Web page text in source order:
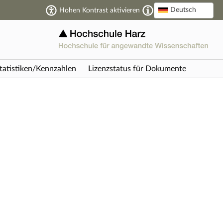
Hohen Kontrast aktivieren Deutsch
Kennzahlen Lizenzstatus für Dokumente